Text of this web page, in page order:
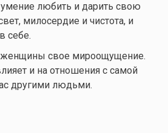
умение любить и дарить свою
милосердие и чистота, и
себе.
свое мироощущение.
и на отношения с самой
другими людьми.